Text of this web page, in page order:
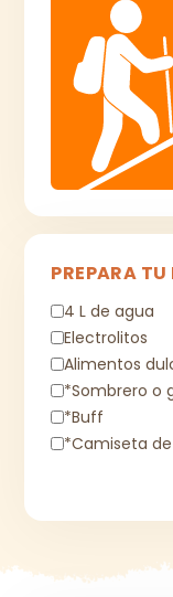
PREPARA
4 L de agua
Electrolitos
Alimentos
*Sombrero o
*Buff
*Camiseta